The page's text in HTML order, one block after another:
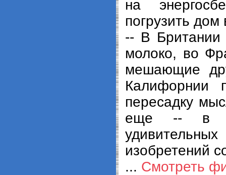
на
погрузить дом
-- В Британии
молоко, во
мешающие
Калифорнии
пересадку
еще -- в
изобретений
... Смотреть